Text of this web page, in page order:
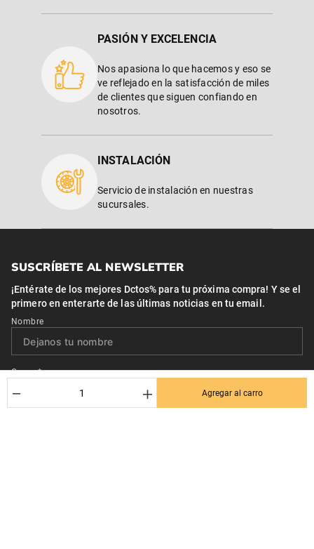
＋
－ Agregar al carro
PASIÓN Y EXCELENCIA
Nos apasiona lo que hacemos y eso se
ve reflejado en la satisfacción de miles
de clientes que siguen confiando en
nosotros.
INSTALACIÓN
Servicio de instalación en nuestras
sucursales.
SUSCRÍBETE AL NEWSLETTER
¡Entérate de los mejores Dctos% para tu próxima compra! Y se el
primero en enterarte de las últimas noticias en tu email.
Nombre
Correo*